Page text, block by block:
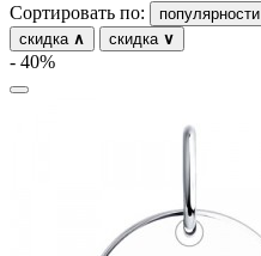
ромб
рыбки
Сортировать по: популярности
скидка ∧ скидка ∨
- 40%